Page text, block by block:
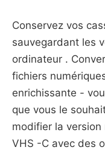
Conservez vos
sauvegardant les
ordinateur .
fichiers
enrichissante -
que vous le
modifier la
VHS -C avec des